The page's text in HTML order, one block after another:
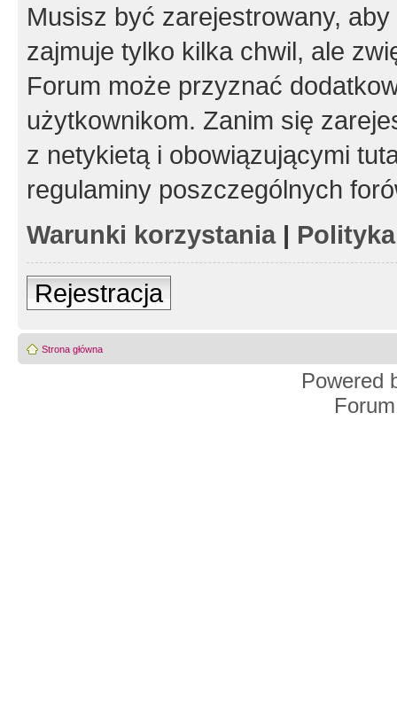
Musisz być zarejestrowany,
zajmuje tylko kilka chwil, ale
Forum może przyznać
użytkownikom. Zanim się
z netykietą i obowiązującymi
regulaminy poszczególnych
Warunki korzystania|
Rejestracja
Strona główna
Powered